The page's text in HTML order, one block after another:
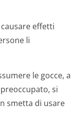
effetti
li
le gocce, a
si
smetta di usare